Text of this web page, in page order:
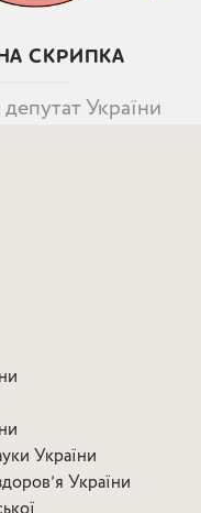
СКРИПКА
України
України
України